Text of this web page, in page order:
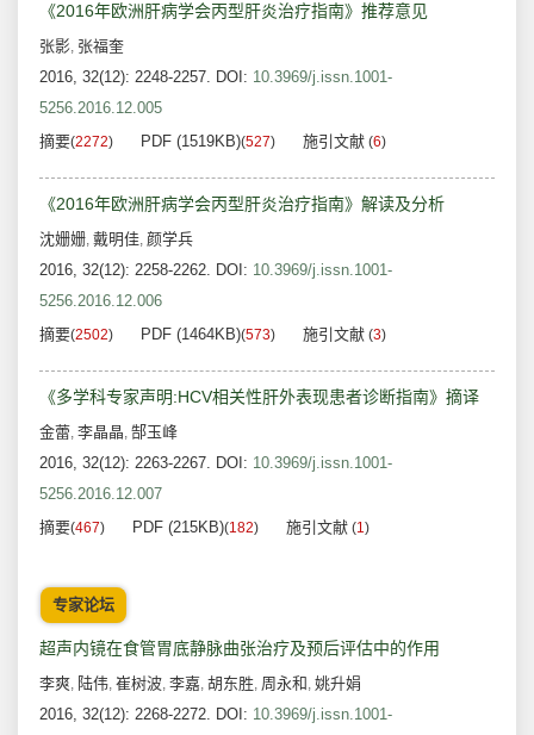
《2016年欧洲肝病学会丙型肝炎治疗指南》推荐意见
张影, 张福奎
2016, 32(12): 2248-2257. DOI: 10.3969/j.issn.1001-
5256.2016.12.005
摘要(2272) PDF (1519KB)(527) 施引文献 (6)
《2016年欧洲肝病学会丙型肝炎治疗指南》解读及分析
沈姗姗, 戴明佳, 颜学兵
2016, 32(12): 2258-2262. DOI: 10.3969/j.issn.1001-
5256.2016.12.006
摘要(2502) PDF (1464KB)(573) 施引文献 (3)
《多学科专家声明:HCV相关性肝外表现患者诊断指南》摘译
金蕾, 李晶晶, 郜玉峰
2016, 32(12): 2263-2267. DOI: 10.3969/j.issn.1001-
5256.2016.12.007
摘要(467) PDF (215KB)(182) 施引文献 (1)
专家论坛
超声内镜在食管胃底静脉曲张治疗及预后评估中的作用
李爽, 陆伟, 崔树波, 李嘉, 胡东胜, 周永和 , 姚升娟
2016, 32(12): 2268-2272. DOI: 10.3969/j.issn.1001-